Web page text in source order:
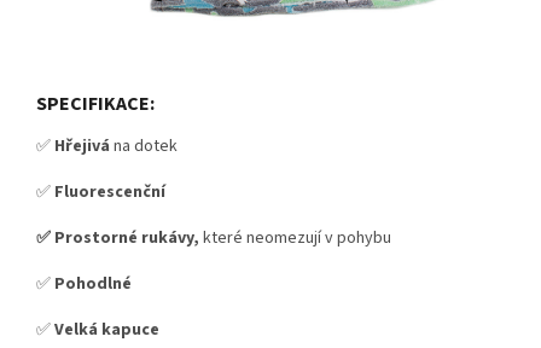
SPECIFIKACE:
✅ Hřejivá na dotek
✅ Fluorescenční
✅ Prostorné rukávy, které neomezují v pohybu
✅ Pohodlné
✅Velká kapuce